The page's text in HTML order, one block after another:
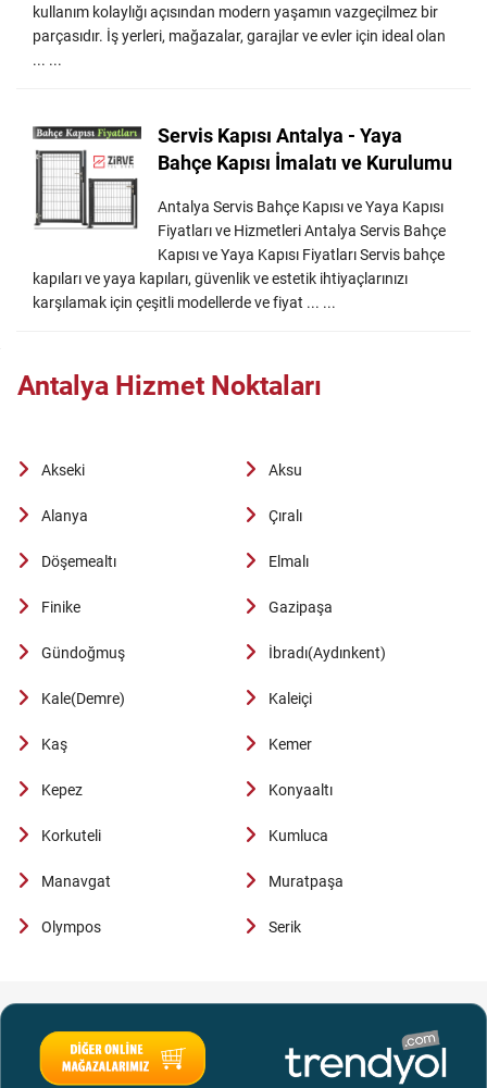
kullanım kolaylığı açısından modern yaşamın vazgeçilmez bir
parçasıdır. İş yerleri, mağazalar, garajlar ve evler için ideal olan
... ...
Servis Kapısı Antalya - Yaya
Bahçe Kapısı İmalatı ve Kurulumu
Antalya Servis Bahçe Kapısı ve Yaya Kapısı
Fiyatları ve Hizmetleri Antalya Servis Bahçe
Kapısı ve Yaya Kapısı Fiyatları Servis bahçe
kapıları ve yaya kapıları, güvenlik ve estetik ihtiyaçlarınızı
karşılamak için çeşitli modellerde ve fiyat ... ...
Antalya Hizmet Noktaları
Akseki Aksu
Alanya Çıralı
Döşemealtı Elmalı
Finike Gazipaşa
Gündoğmuş İbradı(Aydınkent)
Kale(Demre) Kaleiçi
Kaş Kemer
Kepez Konyaaltı
Korkuteli Kumluca
Manavgat Muratpaşa
Olympos Serik